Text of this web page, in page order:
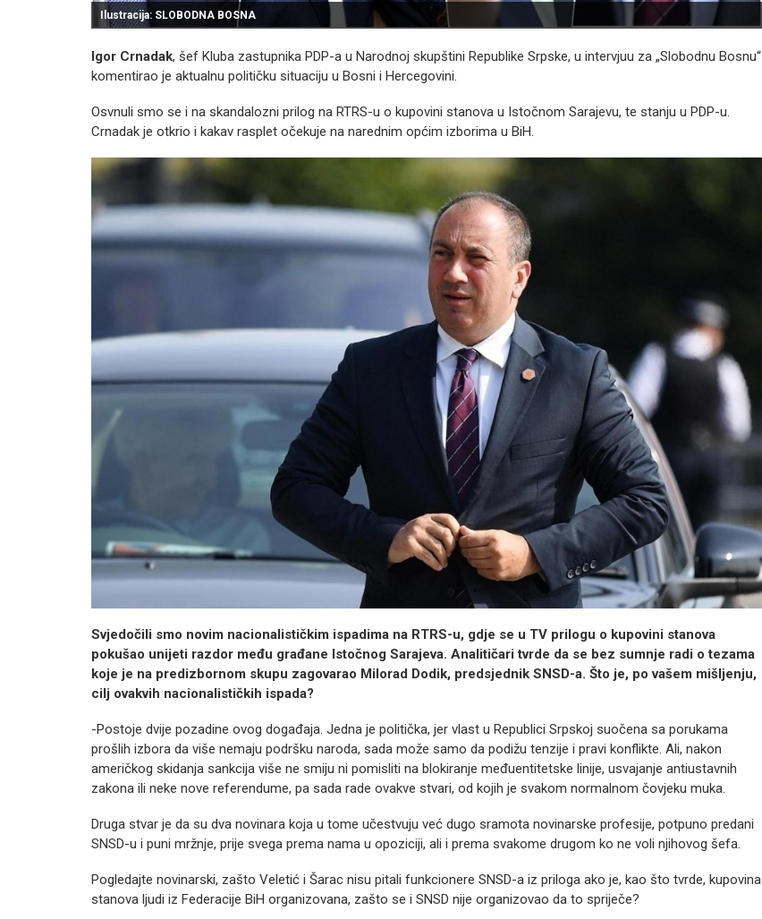
Ilustracija: SLOBODNA BOSNA
Igor Crnadak, šef Kluba zastupnika PDP-a u Narodnoj skupštini Republike Srpske, u intervjuu za „Slobodnu Bosnu“
komentirao je aktualnu političku situaciju u Bosni i Hercegovini.
Osvnuli smo se i na skandalozni prilog na RTRS-u o kupovini stanova u Istočnom Sarajevu, te stanju u PDP-u.
Crnadak je otkrio i kakav rasplet očekuje na narednim općim izborima u BiH.
Svjedočili smo novim nacionalističkim ispadima na RTRS-u, gdje se u TV prilogu o kupovini stanova
pokušao unijeti razdor među građane Istočnog Sarajeva. Analitičari tvrde da se bez sumnje radi o tezama
koje je na predizbornom skupu zagovarao Milorad Dodik, predsjednik SNSD-a. Što je, po vašem mišljenju,
cilj ovakvih nacionalističkih ispada?
-Postoje dvije pozadine ovog događaja. Jedna je politička, jer vlast u Republici Srpskoj suočena sa porukama
prošlih izbora da više nemaju podršku naroda, sada može samo da podižu tenzije i pravi konflikte. Ali, nakon
američkog skidanja sankcija više ne smiju ni pomisliti na blokiranje međuentitetske linije, usvajanje antiustavnih
zakona ili neke nove referendume, pa sada rade ovakve stvari, od kojih je svakom normalnom čovjeku muka.
Druga stvar je da su dva novinara koja u tome učestvuju već dugo sramota novinarske profesije, potpuno predani
SNSD-u i puni mržnje, prije svega prema nama u opoziciji, ali i prema svakome drugom ko ne voli njihovog šefa.
Pogledajte novinarski, zašto Veletić i Šarac nisu pitali funkcionere SNSD-a iz priloga ako je, kao što tvrde, kupovina
stanova ljudi iz Federacije BiH organizovana, zašto se i SNSD nije organizovao da to spriječe?